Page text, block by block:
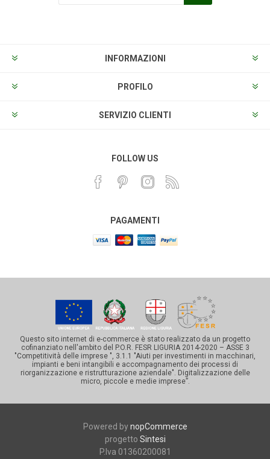
INFORMAZIONI
PROFILO
SERVIZIO CLIENTI
FOLLOW US
PAGAMENTI
Questo sito internet di e-commerce è stato realizzato da un progetto
cofinanziato nell'ambito del P.O.R. FESR LIGURIA 2014-2020 – ASSE 3
"Competitività delle imprese ", 3.1.1 "Aiuti per investimenti in macchinari,
impianti e beni intangibili e accompagnamento dei processi di
riorganizzazione e ristrutturazione aziendale". Digitalizzazione delle
micro, piccole e medie imprese”.
Powered bynopCommerce
progetto Sintesi
P.Iva 01360200081